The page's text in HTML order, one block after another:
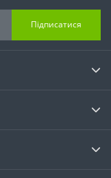
Підписатися